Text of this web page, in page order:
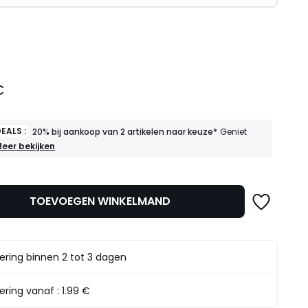
: 20% bij aankoop van 2 artikelen naar keuze* Geniet
aankoop
naar
ervan
bekijken
TOEVOEGEN WINKELMAND
binnen 2 tot 3 dagen
vanaf :1.99 €